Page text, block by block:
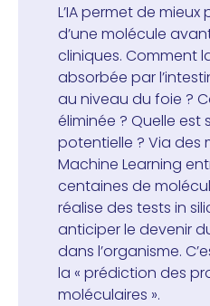
L’IA permet de
d’une molécule
cliniques. Comment
absorbée par
au niveau du foie ?
éliminée ? Quelle est
potentielle ? Via des
Machine Learning
centaines de
réalise des tests in
anticiper le devenir
dans l’organisme.
la « prédiction des
moléculaires ».